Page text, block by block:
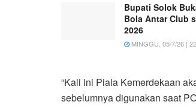
Bupati Solok
Bola Antar Club
2026
MINGGU, 05/7/26 |
“Kali ini Piala Kemerdekaan
sebelumnya digunakan saat